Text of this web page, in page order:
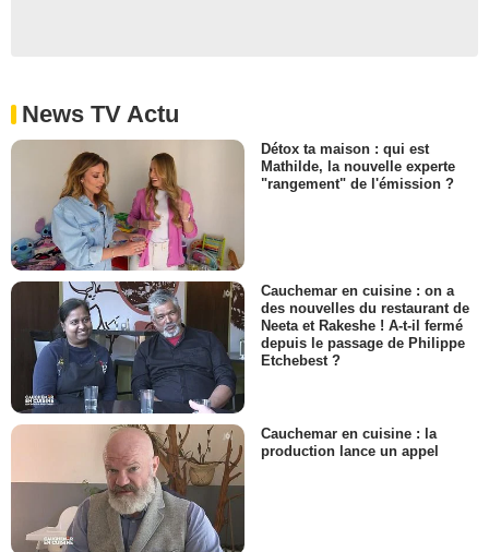
News TV Actu
Détox ta maison : qui est
Mathilde, la nouvelle experte
"rangement" de l'émission ?
Cauchemar en cuisine : on a
des nouvelles du restaurant de
Neeta et Rakeshe ! A-t-il fermé
depuis le passage de Philippe
Etchebest ?
Cauchemar en cuisine : la
production lance un appel